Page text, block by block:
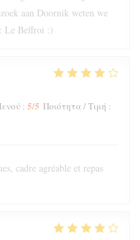
aan Doornik weten we
Le Beffroi :)
: 5/5 Ποιότητα / Τιμή :
cadre agréable et repas